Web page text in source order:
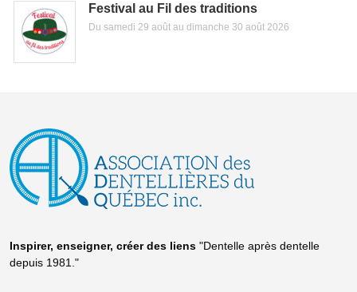
Festival au Fil des traditions
Du samedi 29 août au dimanche 30 août 2026
Inspirer, enseigner, créer des liens "Dentelle après dentelle
depuis 1981."